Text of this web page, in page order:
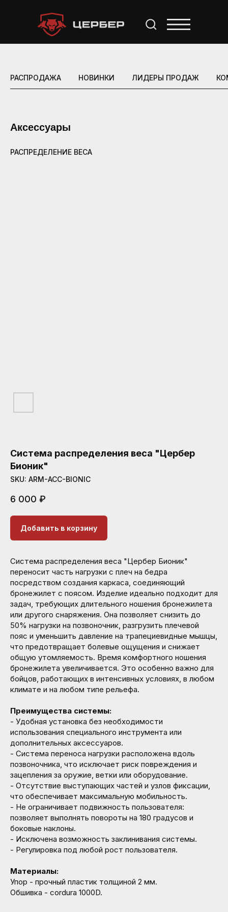
ЛИДЕРЫ ПРОДАЖ
НОВИНКИ
РАСПРОДАЖА
Аксессуары
РАСПРЕДЕЛЕНИЕ ВЕСА
Система распределения веса "Цербер
Бионик"
SKU: ARM-ACC-BIONIC
6 000 ₽
Добавить в корзину
Система распределения веса "Цербер Бионик"
переносит часть нагрузки с плеч на бедра
посредством создания каркаса, соединяющий
бронежилет с поясом. Изделие идеально подходит для
задач, требующих длительного ношения бронежилета
или другого снаряжения. Она позволяет снизить до
50% нагрузки на позвоночник, разгрузить плечевой
пояс и уменьшить давление на трапециевидные мышцы,
что предотвращает болевые ощущения и снижает
общую утомляемость. Время комфортного ношения
бронежилета увеличивается. Это особенно важно для
бойцов, работающих в интенсивных условиях, в любом
климате и на любом типе рельефа.
Преимущества системы:
- Удобная установка без необходимости
использования специального инструмента или
дополнительных аксессуаров.
- Система переноса нагрузки расположена вдоль
позвоночника, что исключает риск повреждения и
зацепления за оружие, ветки или оборудование.
- Отсутствие выступающих частей и узлов фиксации,
что обеспечивает максимальную мобильность.
- Не ограничивает подвижность пользователя:
позволяет выполнять повороты на 180 градусов и
боковые наклоны.
- Исключена возможность заклинивания системы.
- Регулировка под любой рост пользователя.
Материалы:
Упор - прочный пластик толщиной 2 мм.
Обшивка - cordura 1000D.